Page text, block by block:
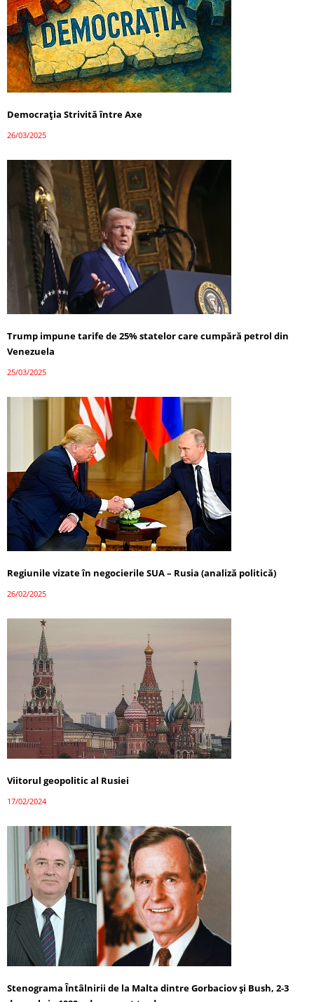
Democrația Strivită între Axe
26/03/2025
Trump impune tarife de 25% statelor care cumpără petrol din
Venezuela
25/03/2025
Regiunile vizate în negocierile SUA – Rusia (analiză politică)
26/02/2025
Viitorul geopolitic al Rusiei
17/02/2024
Stenograma Întâlnirii de la Malta dintre Gorbaciov și Bush, 2-3